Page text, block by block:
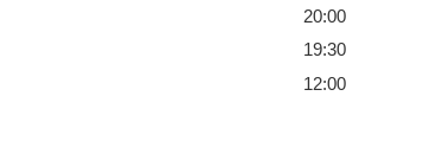
20:00
19:30
12:00